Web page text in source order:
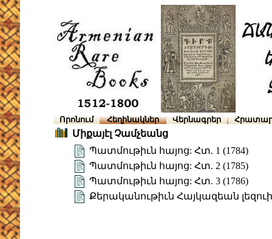
Որոնում Հեղինակներ Վերնագրեր
Միքայէլ Չամչեանց
Պատմութիւն հայոց: Հտ. 1 (1784)
Պատմութիւն հայոց: Հտ. 2 (1785)
Պատմութիւն հայոց: Հտ. 3 (1786)
Քերականութիւն Հայկազեան լեզուի